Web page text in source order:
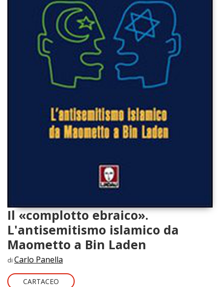
Il «complotto ebraico».
L'antisemitismo islamico da
Maometto a Bin Laden
di Carlo Panella
CARTACEO